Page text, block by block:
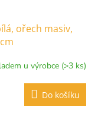
ořech masiv,
u výrobce (>3 ks)
Do košíku